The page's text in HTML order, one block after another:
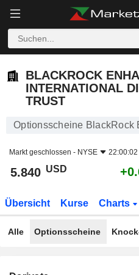
BLACKROCK
INTERNATIONAL
TRUST
Optionsscheine BlackRock
Markt geschlossen - NYSE
5.840 USD
Übersicht Kurse Charts
Alle Optionsscheine